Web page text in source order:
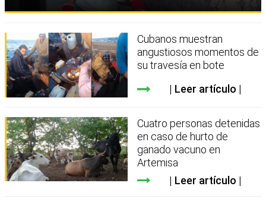
Cubanos muestran
angustiosos momentos de
su travesía en bote
Leer artículo
Cuatro personas detenidas
en caso de hurto de
ganado vacuno en
Artemisa
Leer artículo